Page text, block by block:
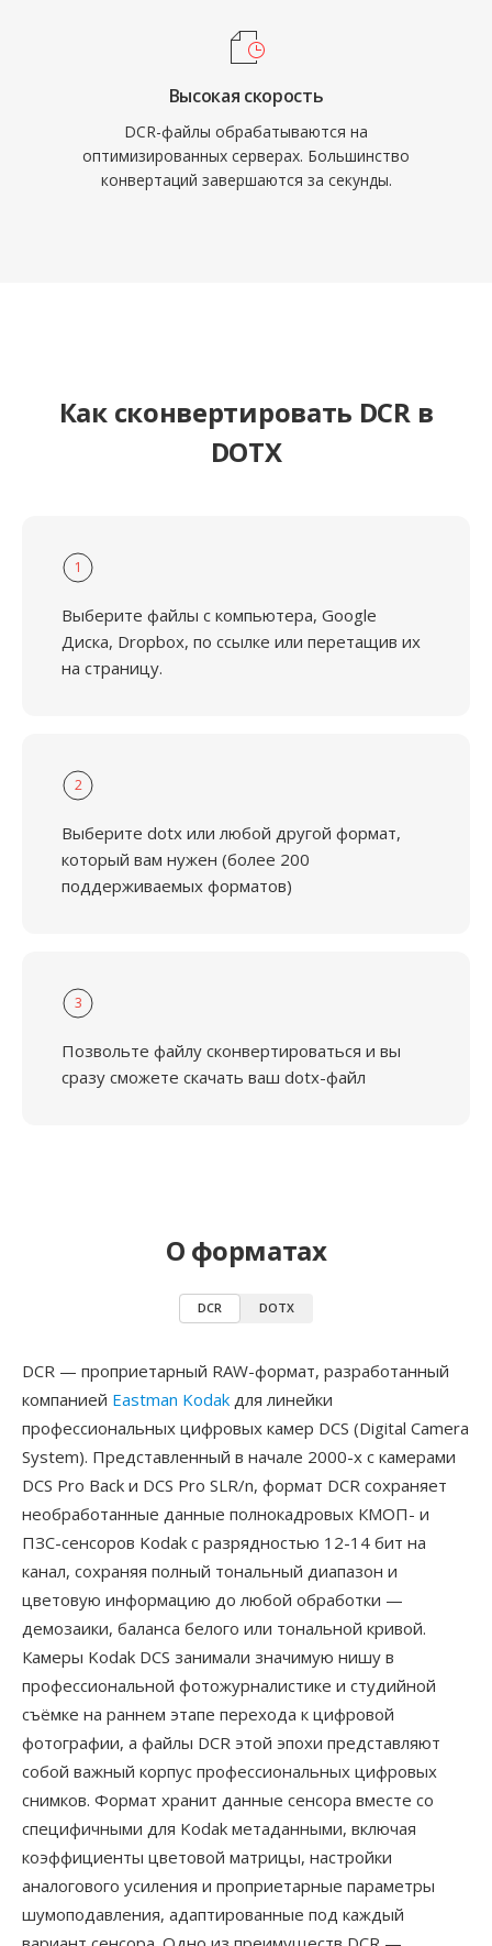
Высокая скорость
DCR-файлы обрабатываются на
оптимизированных серверах. Большинство
конвертаций завершаются за секунды.
Как сконвертировать DCR в
DOTX
1
Выберите файлы с компьютера, Google
Диска, Dropbox, по ссылке или перетащив их
на страницу.
2
Выберите dotx или любой другой формат,
который вам нужен (более 200
поддерживаемых форматов)
3
Позвольте файлу сконвертироваться и вы
сразу сможете скачать ваш dotx-файл
О форматах
DCR DOTX
DCR — проприетарный RAW-формат, разработанный
компанией Eastman Kodak для линейки
профессиональных цифровых камер DCS (Digital Camera
System). Представленный в начале 2000-х с камерами
DCS Pro Back и DCS Pro SLR/n, формат DCR сохраняет
необработанные данные полнокадровых КМОП- и
ПЗС-сенсоров Kodak с разрядностью 12-14 бит на
канал, сохраняя полный тональный диапазон и
цветовую информацию до любой обработки —
демозаики, баланса белого или тональной кривой.
Камеры Kodak DCS занимали значимую нишу в
профессиональной фотожурналистике и студийной
съёмке на раннем этапе перехода к цифровой
фотографии, а файлы DCR этой эпохи представляют
собой важный корпус профессиональных цифровых
снимков. Формат хранит данные сенсора вместе со
специфичными для Kodak метаданными, включая
коэффициенты цветовой матрицы, настройки
аналогового усиления и проприетарные параметры
шумоподавления, адаптированные под каждый